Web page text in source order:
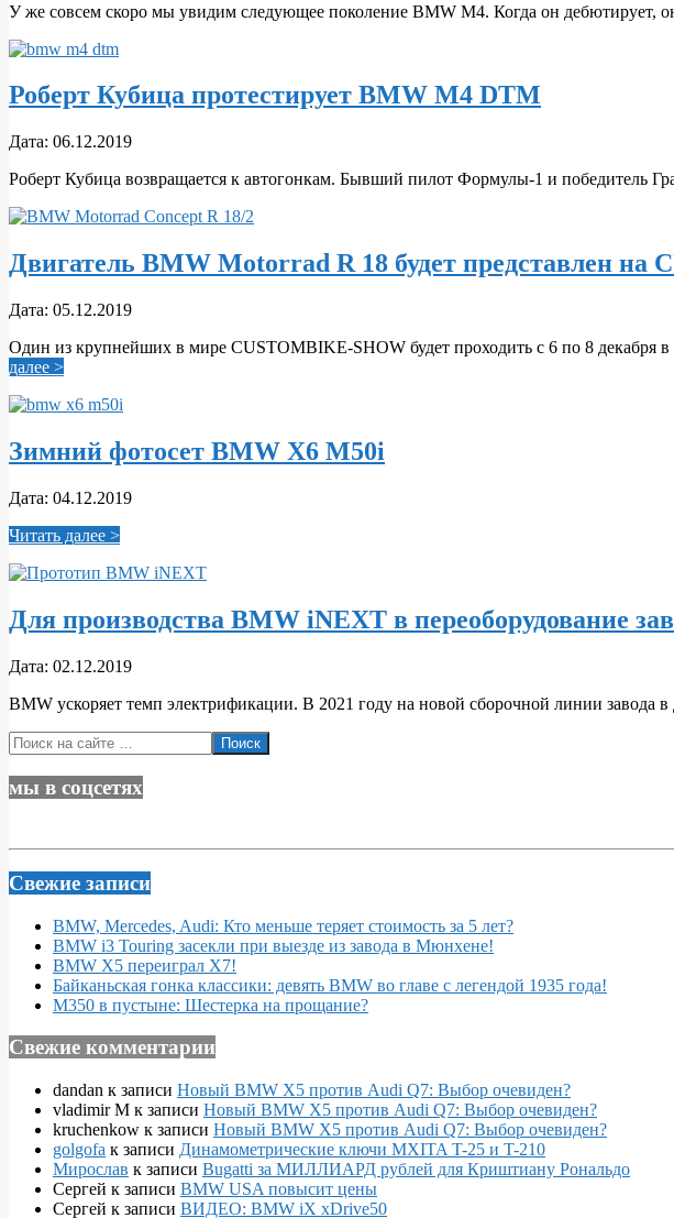
07
У же совсем скоро мы увидим следующее поколение BMW M4. Когда он дебютирует,
Роберт Кубица протестирует BMW M4 DTM
2019-
06
Дата: 06.12.2019
Роберт Кубица возвращается к автогонкам. Бывший пилот Формулы-1 и победитель
Двигатель BMW Motorrad R 18 будет представлен на
2019-
05
Дата: 05.12.2019
Один из крупнейших в мире CUSTOMBIKE-SHOW будет проходить с 6 по 8 декабря в
далее >
Зимний фотосет BMW X6 M50i
2019-
04
Дата: 04.12.2019
Читать далее >
Для производства BMW iNEXT в переоборудование
2019-
02
Дата: 02.12.2019
BMW ускоряет темп электрификации. В 2021 году на новой сборочной линии завода
Поиск
мы в соцсетях
Свежие записи
BMW, Mercedes, Audi: Кто меньше теряет стоимость за 5 лет?
BMW i3 Touring засекли при выезде из завода в Мюнхене!
BMW X5 переиграл X7!
Байканьская гонка классики: девять BMW во главе с легендой 1935 года!
M350 в пустыне: Шестерка на прощание?
Свежие комментарии
dandan к записи Новый BMW X5 против Audi Q7: Выбор очевиден?
vladimir M к записи Новый BMW X5 против Audi Q7: Выбор очевиден?
kruchenkow к записи Новый BMW X5 против Audi Q7: Выбор очевиден?
golgofa к записи Динамометрические ключи MXITA T-25 и T-210
Мирослав к записи Bugatti за МИЛЛИАРД рублей для Криштиану Рональдо
Сергей к записи BMW USA повысит цены
Сергей к записи ВИДЕО: BMW iX xDrive50